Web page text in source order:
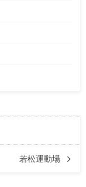
若松運動場